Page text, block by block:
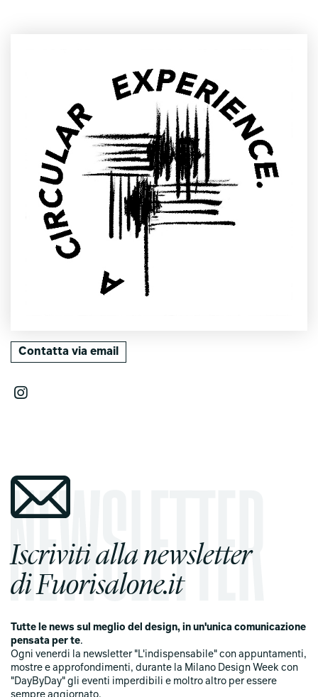
Contatta via email
Iscriviti alla newsletter
di Fuorisalone.it
Tutte le news sul meglio del design, in un'unica comunicazione
pensata per te.
Ogni venerdi la newsletter "L'indispensabile" con appuntamenti,
mostre e approfondimenti, durante la Milano Design Week con
"DayByDay" gli eventi imperdibili e moltro altro per essere